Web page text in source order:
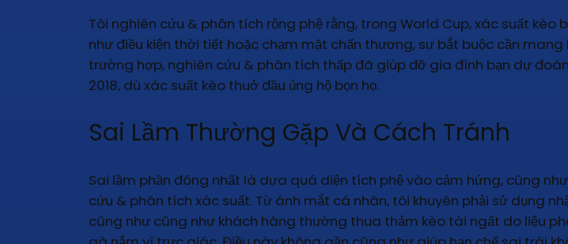
Tôi nghiên cứu & phân tích rộng phệ rằng, trong World Cup, xác suất
như điều kiện thời tiết hoặc chạm mặt chấn thương, sự bắt buộc cần
trường hợp, nghiên cứu & phân tích thấp đã giúp đỡ gia đình bạn dự
2018, dù xác suất kèo thuở đầu ủng hộ bọn họ.
Sai Lầm Thường Gặp Và Cách Tránh
Sai lầm phần đông nhất là dựa quá diện tích phệ vào cảm hứng, cũng
cứu & phân tích xác suất. Từ ánh mắt cá nhân, tôi khuyên phải sử dụng
cũng như cũng như khách hàng thường thua thảm kèo tài ngất do liệu